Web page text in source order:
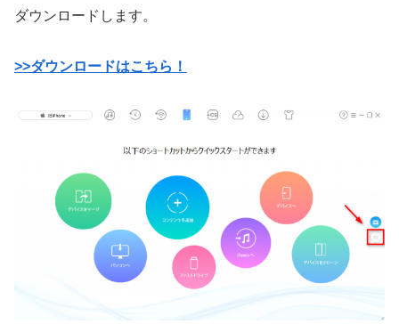
ダウンロードします。
>>ダウンロードはこちら！